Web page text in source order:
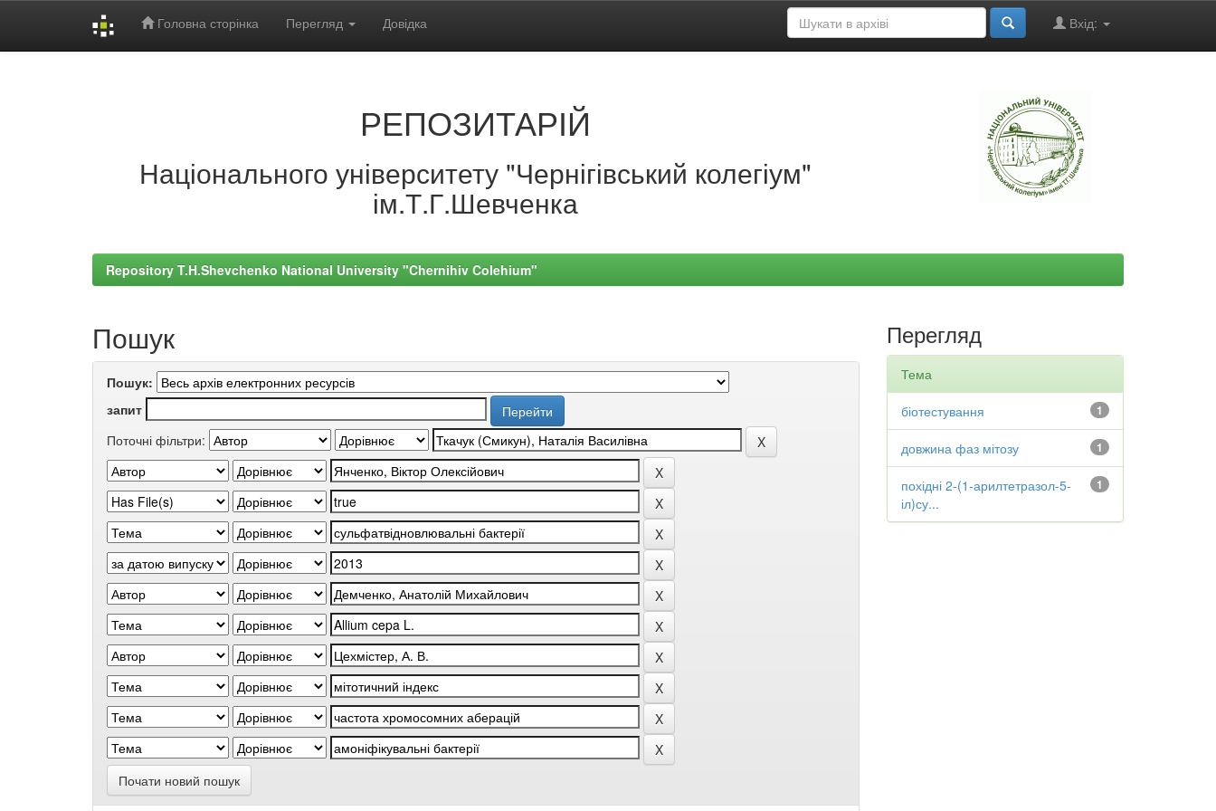
Головна сторінка Перегляд Довідка Вхід:
РЕПОЗИТАРІЙ
Національного університету "Чернігівський колегіум"
ім.Т.Г.Шевченка
Repository T.H.Shevchenko National University "Chernihiv Colehium"
Пошук
Пошук:
запит
Поточні фільтри:
Почати новий пошук
Перегляд
Тема
1
біотестування
1
довжина фаз мітозу
1
похідні 2-(1-арилтетразол-5-
іл)су...